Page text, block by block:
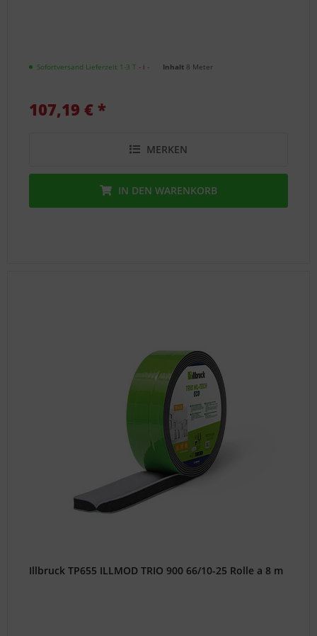
Sofortversand Lieferzeit 1-3 T- ℹ - Inhalt 8 Meter
107,19 € *
MERKEN
IN DEN WARENKORB
Illbruck TP655 ILLMOD TRIO 900 66/10-25 Rolle a 8 m